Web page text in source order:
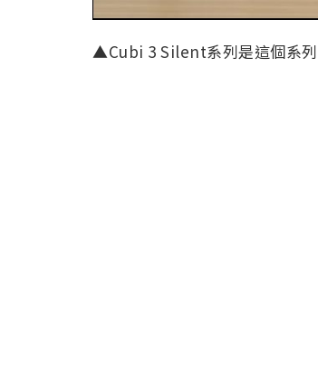
▲Cubi 3 Silent系列是這個系列